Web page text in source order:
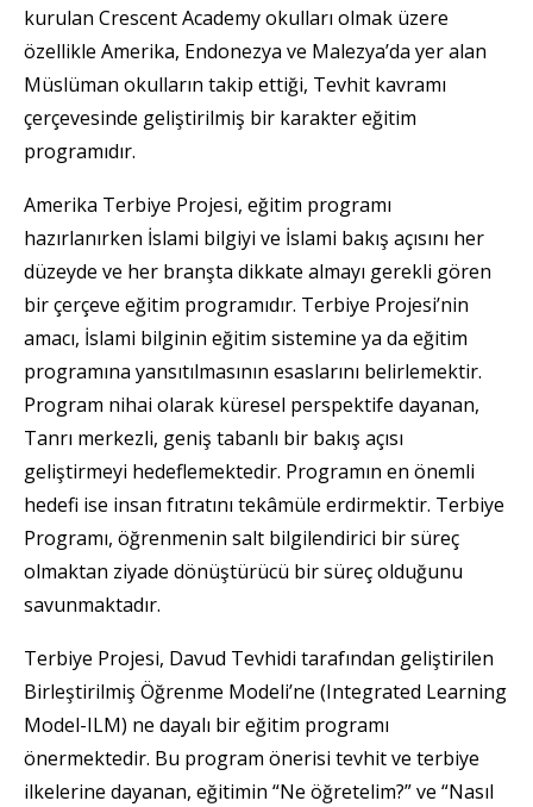
kurulan Crescent Academy okulları olmak üzere
özellikle Amerika, Endonezya ve Malezya’da yer alan
Müslüman okulların takip ettiği, Tevhit kavramı
çerçevesinde geliştirilmiş bir karakter eğitim
programıdır.
Amerika Terbiye Projesi, eğitim programı
hazırlanırken İslami bilgiyi ve İslami bakış açısını her
düzeyde ve her branşta dikkate almayı gerekli gören
bir çerçeve eğitim programıdır. Terbiye Projesi’nin
amacı, İslami bilginin eğitim sistemine ya da eğitim
programına yansıtılmasının esaslarını belirlemektir.
Program nihai olarak küresel perspektife dayanan,
Tanrı merkezli, geniş tabanlı bir bakış açısı
geliştirmeyi hedeflemektedir. Programın en önemli
hedefi ise insan fıtratını tekâmüle erdirmektir. Terbiye
Programı, öğrenmenin salt bilgilendirici bir süreç
olmaktan ziyade dönüştürücü bir süreç olduğunu
savunmaktadır.
Terbiye Projesi, Davud Tevhidi tarafından geliştirilen
Birleştirilmiş Öğrenme Modeli’ne (Integrated Learning
Model-ILM) ne dayalı bir eğitim programı
önermektedir. Bu program önerisi tevhit ve terbiye
ilkelerine dayanan, eğitimin “Ne öğretelim?” ve “Nasıl